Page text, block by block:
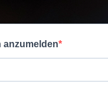
anzumelden